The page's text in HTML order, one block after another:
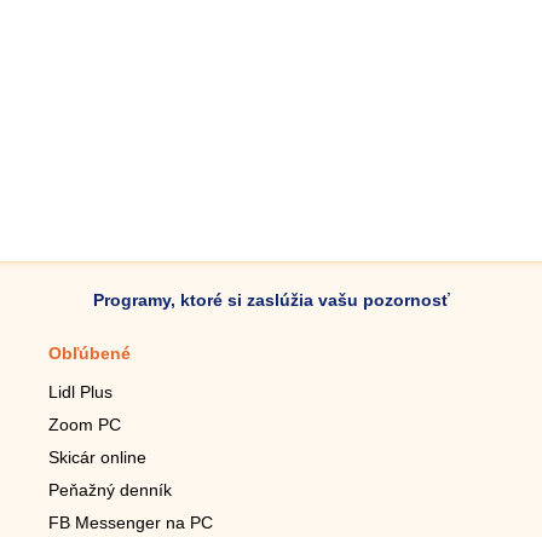
Programy, ktoré si zaslúžia vašu pozornosť
Obľúbené
Lidl Plus
Zoom PC
Skicár online
Peňažný denník
FB Messenger na PC